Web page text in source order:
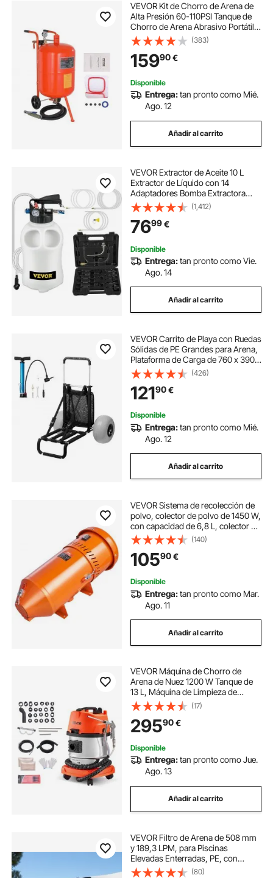
VEVOR Kit de Chorro de Arena de
Alta Presión 60-110PSI Tanque de
Chorro de Arena Abrasivo Portátil
75,7L con 4 Boquillas de Cerámica
y Separador de Agua y Aceite para
Eliminar Pintura, Manchas, Óxido
(383)
15990€
Disponible
Entrega:tan pronto como Mié.
Ago. 12
Añadir al carrito
VEVOR Extractor de Aceite 10 L
Extractor de Líquido con 14
Adaptadores Bomba Extractora
Líquidos 10 x 5,6 x 15 cm para
Sustitución de Aceite en ATV,
Barcos, Equipos Agrícolas,
Vehículos de Motores
(1,412)
7699€
Disponible
Entrega:tan pronto como Vie.
Ago. 14
Añadir al carrito
VEVOR Carrito de Playa con Ruedas
Sólidas de PE Grandes para Arena,
Plataforma de Carga de 760 x 390
mm, Carro de Arena Plegable,
Carro Resistente para pícnica,
Camp, Pesca, Playa, Jardinería
(426)
12190€
Disponible
Entrega:tan pronto como Mié.
Ago. 12
Añadir al carrito
VEVOR Sistema de recolección de
polvo, colector de polvo de 1450 W,
con capacidad de 6,8 L, colector de
polvo, ajuste universal para
gabinetes de chorro de arena
(140)
10590€
Disponible
Entrega:tan pronto como Mar.
Ago. 11
Añadir al carrito
VEVOR Máquina de Chorro de
Arena de Nuez 1200 W Tanque de
13 L, Máquina de Limpieza de
Válvulas y Colectores de Admisión,
con 2,5 kg de Cáscara de Nuez y
23 Adaptadores para Motores de
Automóviles
(17)
29590€
Disponible
Entrega:tan pronto como Jue.
Ago. 13
Añadir al carrito
VEVOR Filtro de Arena de 508 mm
y 189,3 LPM, para Piscinas
Elevadas Enterradas, PE, con
Válvula Multipuerto de 7 Vías,
(80)